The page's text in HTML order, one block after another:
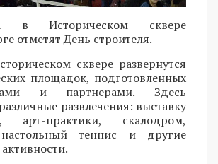
в Историческом сквере
отметят День строителя.
сквере развернутся
площадок, подготовленных
и партнерами. Здесь
развлечения: выставку
практики, скалодром,
теннис и другие